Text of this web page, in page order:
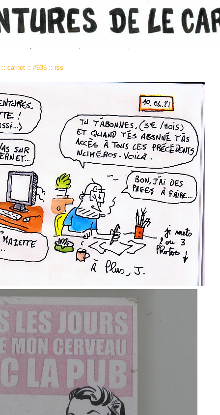
:: carnet :: #635 :: rss